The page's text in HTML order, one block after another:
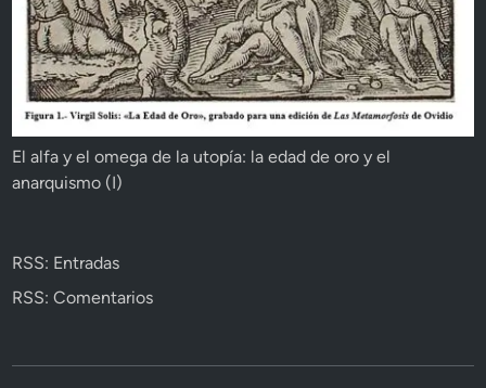
El alfa y el omega de la utopía: la edad de oro y el
anarquismo (I)
RSS: Entradas
RSS: Comentarios